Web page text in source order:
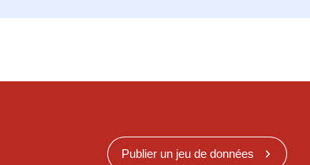
Publier un jeu de données